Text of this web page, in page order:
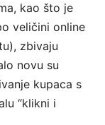
kao što je
veličini online
zbivaju
novu su
kupaca s
“klikni i